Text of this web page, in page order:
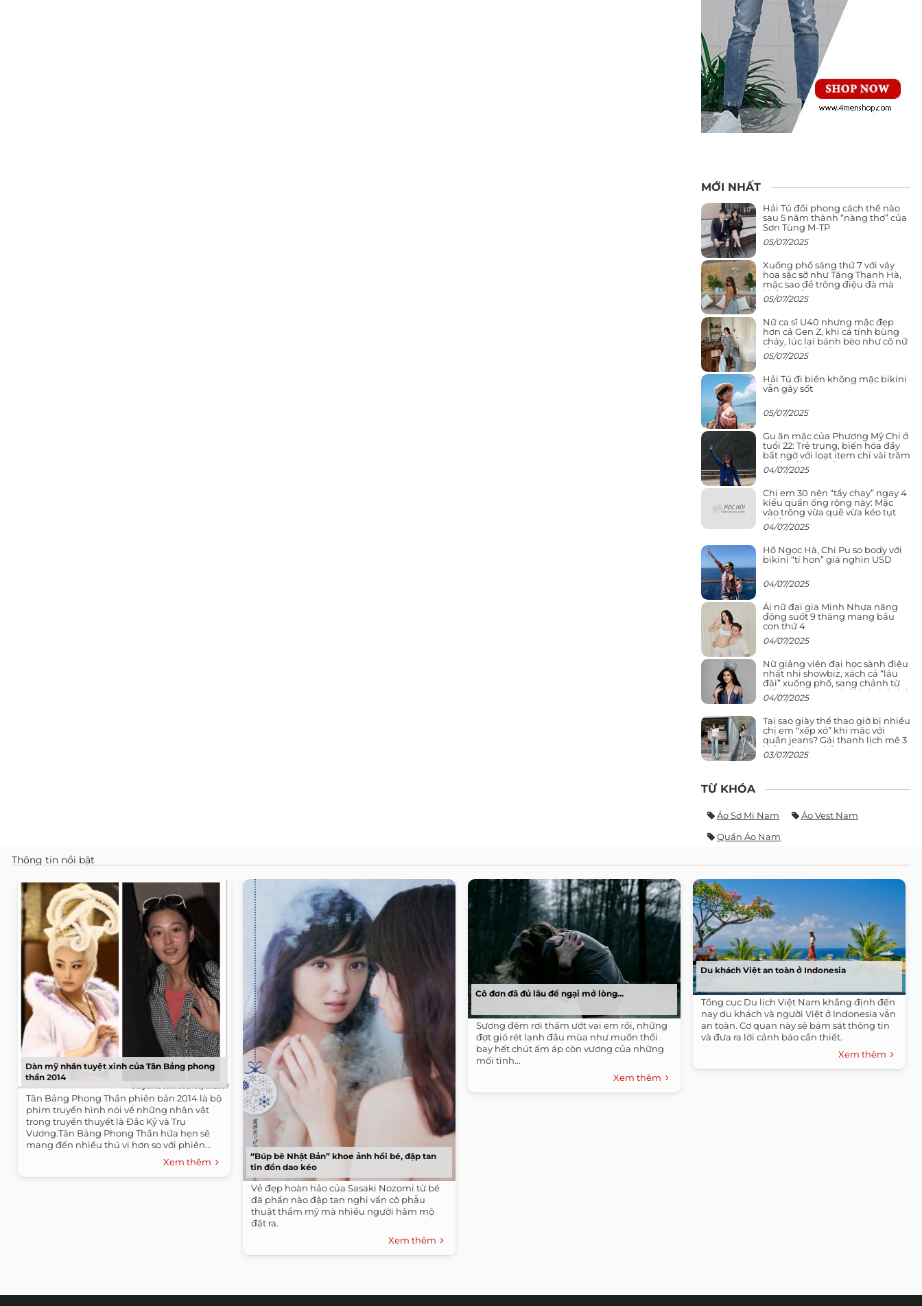
MỚI NHẤT
Hải Tú đổi phong cách thế nào
sau 5 năm thành “nàng thơ” của
Sơn Tùng M-TP
05/07/2025
Xuống phố sáng thứ 7 với váy
hoa sặc sỡ như Tăng Thanh Hà,
mặc sao để trông điệu đà mà
không sến
05/07/2025
Nữ ca sĩ U40 nhưng mặc đẹp
hơn cả Gen Z, khi cá tính bùng
cháy, lúc lại bánh bèo như cô nữ
chính ngôn tình
05/07/2025
Hải Tú đi biển không mặc bikini
vẫn gây sốt
05/07/2025
Gu ăn mặc của Phương Mỹ Chi ở
tuổi 22: Trẻ trung, biến hóa đầy
bất ngờ với loạt item chỉ vài trăm
nghìn đã mua được
04/07/2025
Chị em 30 nên “tẩy chay” ngay 4
kiểu quần ống rộng này: Mặc
vào trông vừa quê vừa kéo tụt
chiều cao
04/07/2025
Hồ Ngọc Hà, Chi Pu so body với
bikini “tí hon” giá nghìn USD
04/07/2025
Ái nữ đại gia Minh Nhựa năng
động suốt 9 tháng mang bầu
con thứ 4
04/07/2025
Nữ giảng viên đại học sành điệu
nhất nhì showbiz, xách cả “lâu
đài” xuống phố, sang chảnh từ
giảng đường ra phố khó ai đọ lại
04/07/2025
Tại sao giày thể thao giờ bị nhiều
chị em “xếp xó” khi mặc với
quần jeans? Gái thanh lịch mê 3
kiểu này hơn hẳn
03/07/2025
TỪ KHÓA
Áo Sơ Mi Nam
Áo Vest Nam
Quần Áo Nam
Thông tin nổi bật
Dàn mỹ nhân tuyệt xinh của Tân Bảng phong
thần 2014
Tân Bảng Phong Thần phiên bản 2014 là bộ
phim truyền hình nói về những nhân vật
trong truyền thuyết là Đắc Kỷ và Trụ
Vương.Tân Bảng Phong Thần hứa hẹn sẽ
mang đến nhiều thú vị hơn so với phiên...
Xem thêm
“Búp bê Nhật Bản” khoe ảnh hồi bé, đập tan
tin đồn dao kéo
Vẻ đẹp hoàn hảo của Sasaki Nozomi từ bé
đã phần nào đập tan nghi vấn cô phẫu
thuật thẩm mỹ mà nhiều người hâm mộ
đặt ra.
Xem thêm
Cô đơn đã đủ lâu để ngại mở lòng...
Sương đêm rơi thấm ướt vai em rồi, những
đợt gió rét lạnh đầu mùa như muốn thổi
bay hết chút ấm áp còn vương của những
mối tình...
Xem thêm
Du khách Việt an toàn ở Indonesia
Tổng cục Du lịch Việt Nam khẳng định đến
nay du khách và người Việt ở Indonesia vẫn
an toàn. Cơ quan này sẽ bám sát thông tin
và đưa ra lời cảnh báo cần thiết.
Xem thêm